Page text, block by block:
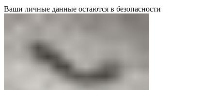
Ваши личные данные остаются в безопасности